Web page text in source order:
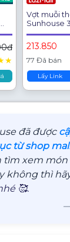
★
Vợt muỗi
Sunhouse
Pro11.W
thông minh
hãng
213.850
77 Đã bán
Lấy Link
đã được
từ shop
tìm xem
không thì
🥰.